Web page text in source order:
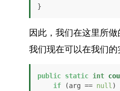
因此，我们在这里所
我们现在可以在我们的
public static int
if (arg == null)